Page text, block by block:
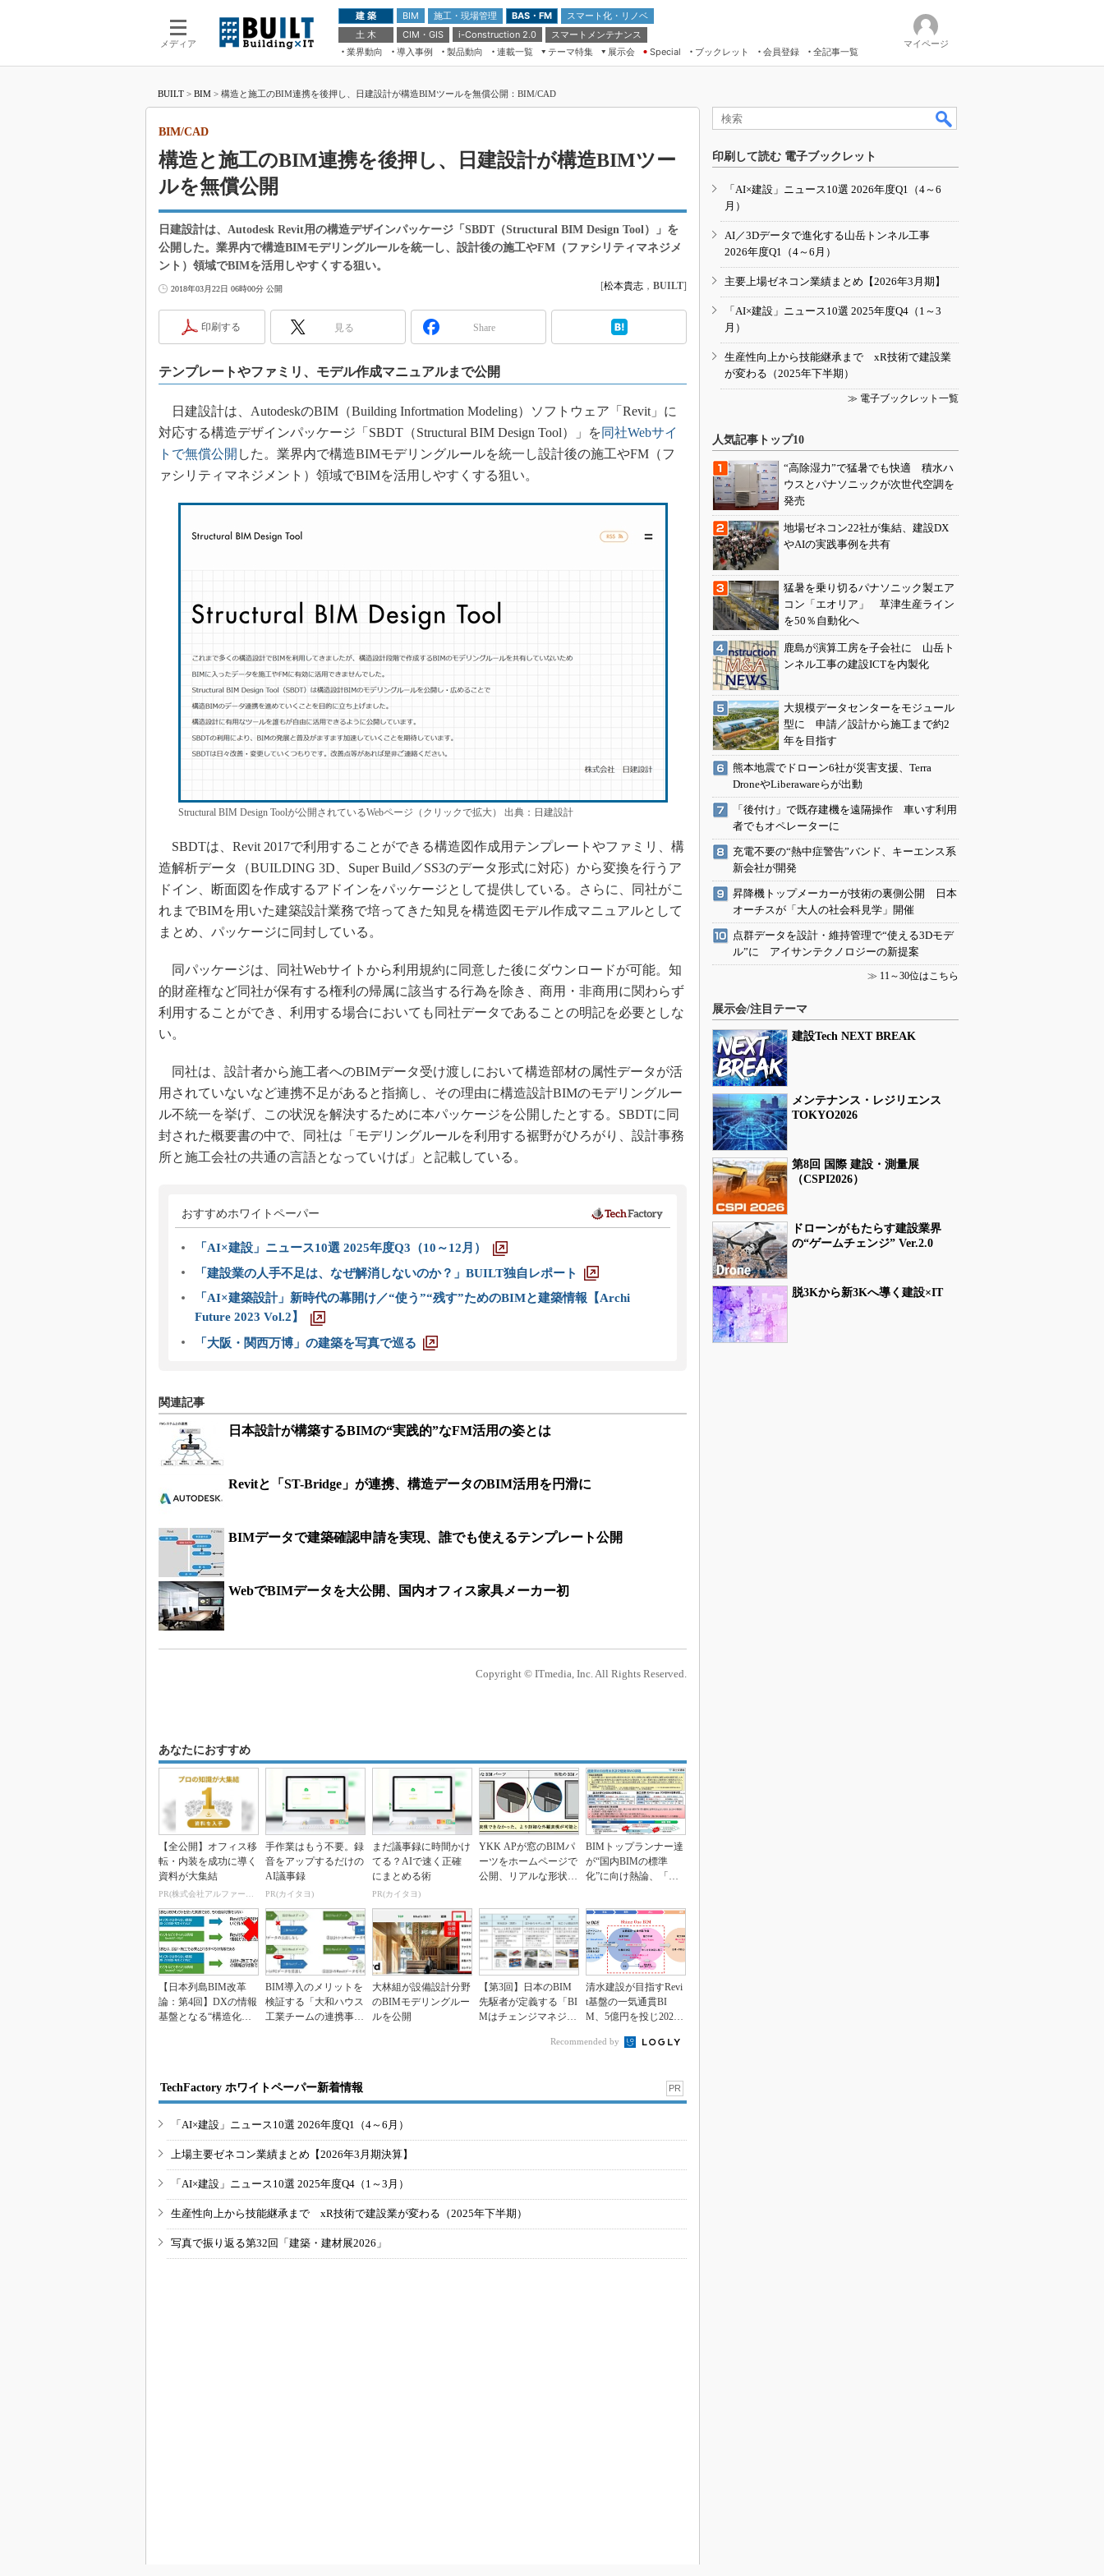
メディア
建 築 BIM 施工・現場管理 BAS・FM
スマート化・リノベ
土 木
CIM・GIS i-Construction 2.0
スマートメンテナンス
業界動向
導入事例 製品動向 連載一覧
テーマ特集
ドローンがもたらす建設業界の“ゲー
ムチェンジ” Ver.2.0
“Society5.0”時代のスマートビル
展示会
第8回 国際 建設・測量展
築・土木・不動産の先端技術展－
メンテナンス・レジリエンスOSAKA
日本 ものづくりワールド 2020
IGAS2018
Special ブックレット 会員登録 全記事一覧
マイページ
BUILT > BIM > 構造と施工のBIM連携を後押し、日建設計が構造BIMツールを無償公開：BIM/CAD
構造と施工のBIM連携を後押し、日建設計が構造BIMツー
ルを無償公開
BIM/CAD
日建設計は、Autodesk Revit用の構造デザインパッケージ「SBDT（Structural BIM Design Tool）」を
公開した。業界内で構造BIMモデリングルールを統一し、設計後の施工やFM（ファシリティマネジメ
ント）領域でBIMを活用しやすくする狙い。
2018年03月22日 06時00分 公開 [松本貴志 ， BUILT]
印刷する 見る Share
テンプレートやファミリ、モデル作成マニュアルまで公開
日建設計は、AutodeskのBIM（Building Infortmation Modeling）ソフトウェア「Revit」に
対応する構造デザインパッケージ「SBDT（Structural BIM Design Tool）」を同社Webサイ
トで無償公開 した。業界内で構造BIMモデリングルールを統一し設計後の施工やFM（フ
ァシリティマネジメント）領域でBIMを活用しやすくする狙い。
Structural BIM Design Toolが公開されているWebページ（クリックで拡大） 出典：日建設計
SBDTは、Revit 2017で利用することができる構造図作成用テンプレートやファミリ、構
造解析データ（BUILDING 3D、Super Build／SS3のデータ形式に対応）から変換を行うア
ドイン、断面図を作成するアドインをパッケージとして提供している。さらに、同社がこ
れまでBIMを用いた建築設計業務で培ってきた知見を構造図モデル作成マニュアルとして
まとめ、パッケージに同封している。
同パッケージは、同社Webサイトから利用規約に同意した後にダウンロードが可能。知
的財産権など同社が保有する権利の帰属に該当する行為を除き、商用・非商用に関わらず
利用することができ、利用する場合においても同社データであることの明記を必要としな
い。
同社は、設計者から施工者へのBIMデータ受け渡しにおいて構造部材の属性データが活
用されていないなど連携不足があると指摘し、その理由に構造設計BIMのモデリングルー
ル不統一を挙げ、この状況を解決するために本パッケージを公開したとする。SBDTに同
封された概要書の中で、同社は「モデリングルールを利用する裾野がひろがり、設計事務
所と施工会社の共通の言語となっていけば」と記載している。
おすすめホワイトペーパー
「AI×建設」ニュース10選 2025年度Q3（10～12月）
「建設業の人手不足は、なぜ解消しないのか？」BUILT独自レポート
「AI×建築設計」新時代の幕開け／“使う”“残す”ためのBIMと建築情報【Archi
Future 2023 Vol.2】
「大阪・関西万博」の建築を写真で巡る
関連記事
日本設計が構築するBIMの“実践的”なFM活用の姿とは
Revitと「ST-Bridge」が連携、構造データのBIM活用を円滑に
BIMデータで建築確認申請を実現、誰でも使えるテンプレート公開
WebでBIMデータを大公開、国内オフィス家具メーカー初
Copyright © ITmedia, Inc. All Rights Reserved.
あなたにおすすめ
【全公開】オフィス移
転・内装を成功に導く
資料が大集結
PR(株式会社アルファーテクノ)
手作業はもう不要。録
音をアップするだけの
AI議事録
PR(カイタヨ)
まだ議事録に時間かけ
てる？AIで速く正確
にまとめる術
PR(カイタヨ)
YKK APが窓のBIMパ
ーツをホームページで
公開、リアルな形状と
BIMトップランナー達
が“国内BIMの標準
化”に向け熱論、「共
【日本列島BIM改革
論：第4回】DXの情報
基盤となる“構造化デ
BIM導入のメリットを
検証する「大和ハウス
工業チームの連携事
大林組が設備設計分野
のBIMモデリングルー
ルを公開
【第3回】日本のBIM
先駆者が定義する「BI
Mはチェンジマネジメ
清水建設が目指すRevi
t基盤の一気通貫BI
M、5億円を投じ2021
Recommended by
TechFactory ホワイトペーパー新着情報 PR
「AI×建設」ニュース10選 2026年度Q1（4～6月）
上場主要ゼネコン業績まとめ【2026年3月期決算】
「AI×建設」ニュース10選 2025年度Q4（1～3月）
生産性向上から技能継承まで xR技術で建設業が変わる（2025年下半期）
写真で振り返る第32回「建築・建材展2026」
印刷して読む 電子ブックレット
「AI×建設」ニュース10選 2026年度Q1（4～6
月）
AI／3Dデータで進化する山岳トンネル工事
2026年度Q1（4～6月）
主要上場ゼネコン業績まとめ【2026年3月期】
「AI×建設」ニュース10選 2025年度Q4（1～3
月）
生産性向上から技能継承まで xR技術で建設業
が変わる（2025年下半期）
≫ 電子ブックレット一覧
人気記事トップ10
“高除湿力”で猛暑でも快適 積水ハ
ウスとパナソニックが次世代空調を
発売
地場ゼネコン22社が集結、建設DX
やAIの実践事例を共有
猛暑を乗り切るパナソニック製エア
コン「エオリア」 草津生産ライン
を50％自動化へ
鹿島が演算工房を子会社に 山岳ト
ンネル工事の建設ICTを内製化
大規模データセンターをモジュール
型に 申請／設計から施工まで約2
年を目指す
熊本地震でドローン6社が災害支援、Terra
DroneやLiberawareらが出動
「後付け」で既存建機を遠隔操作 車いす利用
者でもオペレーターに
充電不要の“熱中症警告”バンド、キーエンス系
新会社が開発
昇降機トップメーカーが技術の裏側公開 日本
オーチスが「大人の社会科見学」開催
点群データを設計・維持管理で“使える3Dモデ
ル”に アイサンテクノロジーの新提案
≫ 11～30位はこちら
展示会/注目テーマ
建設Tech NEXT BREAK
メンテナンス・レジリエンス
TOKYO2026
第8回 国際 建設・測量展
（CSPI2026）
ドローンがもたらす建設業界
の“ゲームチェンジ” Ver.2.0
脱3Kから新3Kへ導く建設×IT